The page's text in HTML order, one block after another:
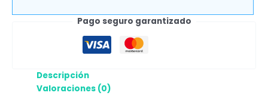
Pago seguro garantizado
Descripción
Valoraciones (0)